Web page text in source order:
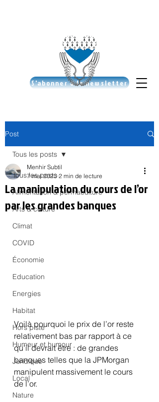
S'abonner à la newsletter
Post
Tous les posts
Alimentation & permaculture
Arts & culture
Climat
COVID
Économie
Education
Energies
Habitat
Hors piste
Humeur et humour
Juridique
Local
Nature
Tous les posts
La manipulation du cours de l’or
par les grandes banques
Menhir Subtil
7 mai 2023 2 min de lecture
Voilà pourquoi le prix de l’or reste
relativement bas par rapport à ce
qu’il devrait être : de grandes
banques telles que la JPMorgan
manipulent massivement le cours
de l’or.